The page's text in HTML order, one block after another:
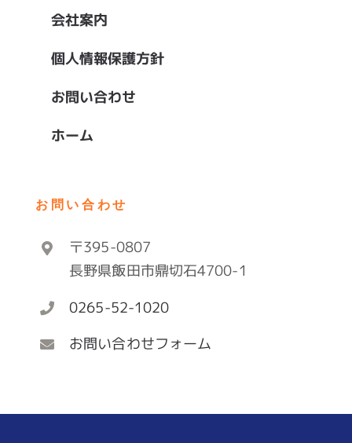
会社案内
個人情報保護方針
お問い合わせ
ホーム
お問い合わせ
〒395-0807
長野県飯田市鼎切石4700-1
0265-52-1020
お問い合わせフォーム